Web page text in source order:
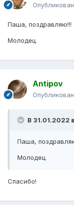
Паша, поздравляю!!!
Молодец.
Antipov
В 31.01.2022
Паша,
Молодец.
Спасибо!